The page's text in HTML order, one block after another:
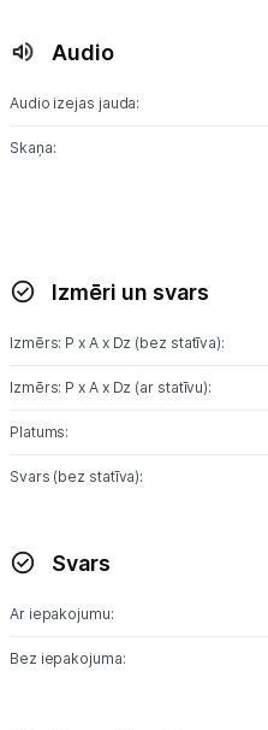
Audio
Audio izejas jauda:
Skaņa:
Izmēri un svars
Izmērs: P x A x Dz (bez statīva):
Izmērs: P x A x Dz (ar statīvu):
Platums:
Svars (bez statīva):
Svars
Ar iepakojumu:
Bez iepakojuma: